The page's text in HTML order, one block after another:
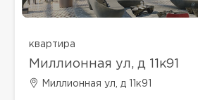
квартира
Миллионная ул, д 11к91
Миллионная ул, д 11к91